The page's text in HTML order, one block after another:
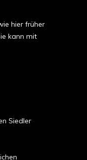
hier früher
kann mit
Siedler